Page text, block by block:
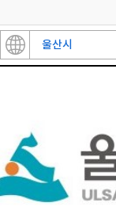
울산시